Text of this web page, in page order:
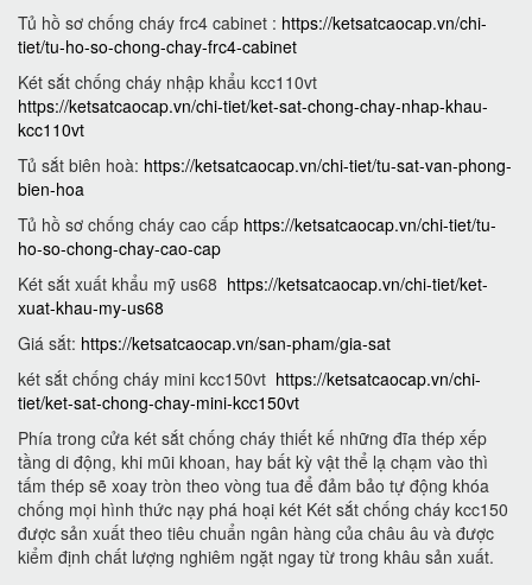
Tủ hồ sơ chống cháy frc4 cabinet : https://ketsatcaocap.vn/chi-
tiet/tu-ho-so-chong-chay-frc4-cabinet
Két sắt chống cháy nhập khẩu kcc110vt
https://ketsatcaocap.vn/chi-tiet/ket-sat-chong-chay-nhap-khau-
kcc110vt
Tủ sắt biên hoà: https://ketsatcaocap.vn/chi-tiet/tu-sat-van-phong-
bien-hoa
Tủ hồ sơ chống cháy cao cấp https://ketsatcaocap.vn/chi-tiet/tu-
ho-so-chong-chay-cao-cap
Két sắt xuất khẩu mỹ us68 https://ketsatcaocap.vn/chi-tiet/ket-
xuat-khau-my-us68
Giá sắt: https://ketsatcaocap.vn/san-pham/gia-sat
két sắt chống cháy mini kcc150vt https://ketsatcaocap.vn/chi-
tiet/ket-sat-chong-chay-mini-kcc150vt
Phía trong cửa két sắt chống cháy thiết kế những đĩa thép xếp
tầng di động, khi mũi khoan, hay bất kỳ vật thể lạ chạm vào thì
tấm thép sẽ xoay tròn theo vòng tua để đảm bảo tự động khóa
chống mọi hình thức nạy phá hoại két Két sắt chống cháy kcc150
được sản xuất theo tiêu chuẩn ngân hàng của châu âu và được
kiểm định chất lượng nghiêm ngặt ngay từ trong khâu sản xuất.